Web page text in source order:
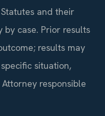
and their
case. Prior results
results may
situation,
responsible